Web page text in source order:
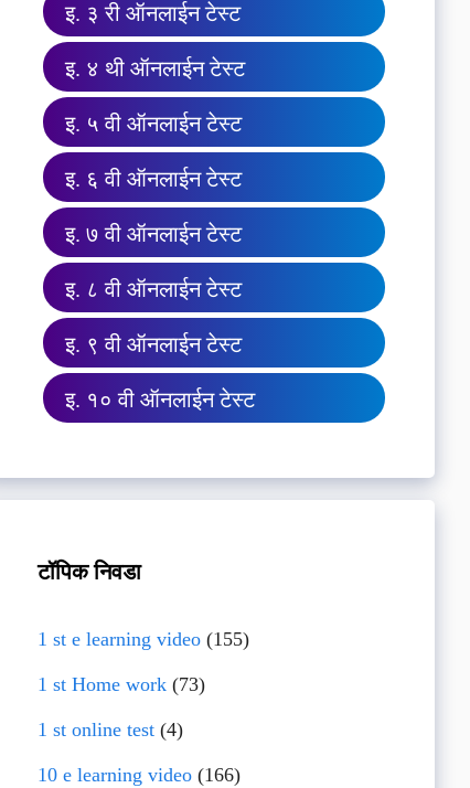
इ. ३ री ऑनलाईन टेस्ट
इ. ४ थी ऑनलाईन टेस्ट
इ. ५ वी ऑनलाईन टेस्ट
इ. ६ वी ऑनलाईन टेस्ट
इ. ७ वी ऑनलाईन टेस्ट
इ. ८ वी ऑनलाईन टेस्ट
इ. ९ वी ऑनलाईन टेस्ट
इ. १० वी ऑनलाईन टेस्ट
टॉपिक निवडा
1 st e learning video(155)
1 st Home work(73)
1 st online test(4)
10 e learning video(166)